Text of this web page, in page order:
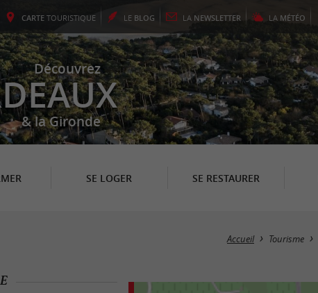
CARTE TOURISTIQUE LE BLOG LA NEWSLETTER LA MÉTÉO
Découvrez
& la Gironde
SE LOGER SE RESTAURER
Accueil Tourisme